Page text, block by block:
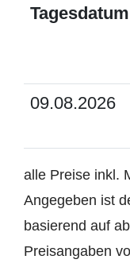
Tagesdatum
09.08.2026
alle Preise inkl.
Angegeben ist
basierend auf
Preisangaben